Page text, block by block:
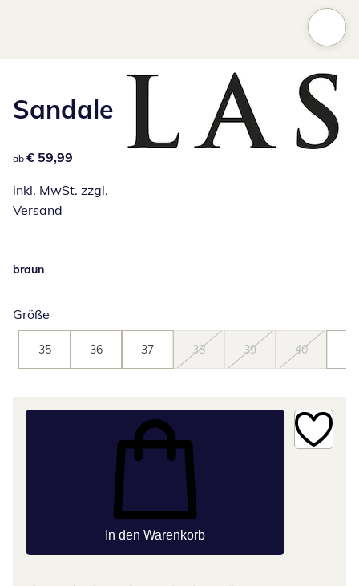
Sandale
€ 59,99
ab € 59,99
inkl. MwSt. zzgl.
Versand
braun
Größe
35 36 37 38 39 40
In den Warenkorb